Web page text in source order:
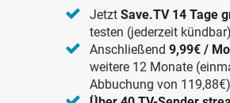
JetztSave.TV 14 Tage
testen (jederzeit kündbar)
Anschließend9,99€ /
weitere 12 Monate
Abbuchung von 119,88€)